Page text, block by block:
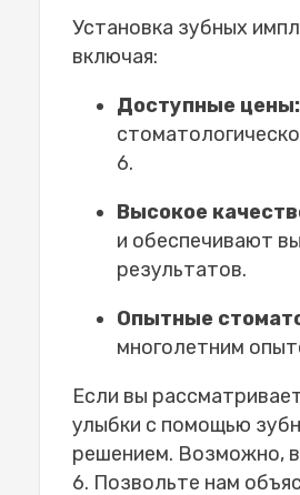
Установка зубных
включая:
Доступные цены:
6.
Высокое
и обеспечивают
результатов.
Опытные
многолетним
Если вы
улыбки с помощью
решением. Возможно,
6. Позвольте нам